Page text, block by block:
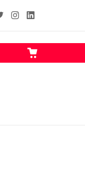
T instagramLinkedin Fal